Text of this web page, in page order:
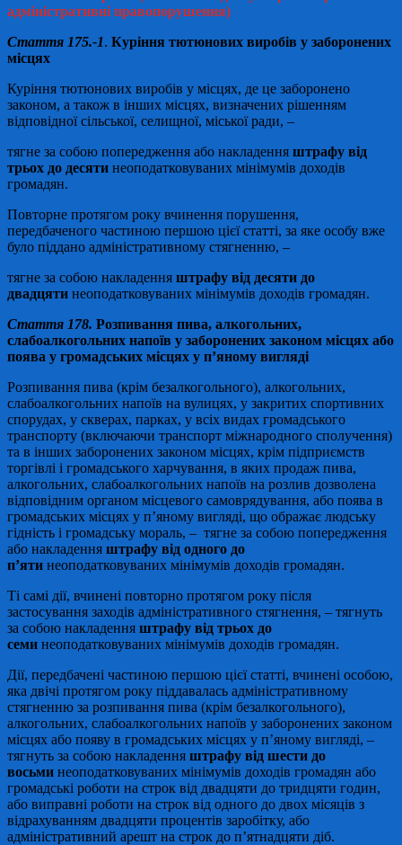
адміністративні правопорушення)
Стаття 175.-1. Куріння тютюнових виробів у заборонених
місцях
Куріння тютюнових виробів у місцях, де це заборонено
законом, а також в інших місцях, визначених рішенням
відповідної сільської, селищної, міської ради, –
тягне за собою попередження або накладення штрафу від
трьох до десяти неоподатковуваних мінімумів доходів
громадян.
Повторне протягом року вчинення порушення,
передбаченого частиною першою цієї статті, за яке особу вже
було піддано адміністративному стягненню, –
тягне за собою накладення штрафу від десяти до
двадцяти неоподатковуваних мінімумів доходів громадян.
Стаття 178. Розпивання пива, алкогольних,
слабоалкогольних напоїв у заборонених законом місцях або
поява у громадських місцях у п’яному вигляді
Розпивання пива (крім безалкогольного), алкогольних,
слабоалкогольних напоїв на вулицях, у закритих спортивних
спорудах, у скверах, парках, у всіх видах громадського
транспорту (включаючи транспорт міжнародного сполучення)
та в інших заборонених законом місцях, крім підприємств
торгівлі і громадського харчування, в яких продаж пива,
алкогольних, слабоалкогольних напоїв на розлив дозволена
відповідним органом місцевого самоврядування, або поява в
громадських місцях у п’яному вигляді, що ображає людську
гідність і громадську мораль, – тягне за собою попередження
або накладення штрафу від одного до
п’яти неоподатковуваних мінімумів доходів громадян.
Ті самі дії, вчинені повторно протягом року після
застосування заходів адміністративного стягнення, – тягнуть
за собою накладення штрафу від трьох до
семи неоподатковуваних мінімумів доходів громадян.
Дії, передбачені частиною першою цієї статті, вчинені особою,
яка двічі протягом року піддавалась адміністративному
стягненню за розпивання пива (крім безалкогольного),
алкогольних, слабоалкогольних напоїв у заборонених законом
місцях або появу в громадських місцях у п’яному вигляді, –
тягнуть за собою накладення штрафу від шести до
восьми неоподатковуваних мінімумів доходів громадян або
громадські роботи на строк від двадцяти до тридцяти годин,
або виправні роботи на строк від одного до двох місяців з
відрахуванням двадцяти процентів заробітку, або
адміністративний арешт на строк до п’ятнадцяти діб.